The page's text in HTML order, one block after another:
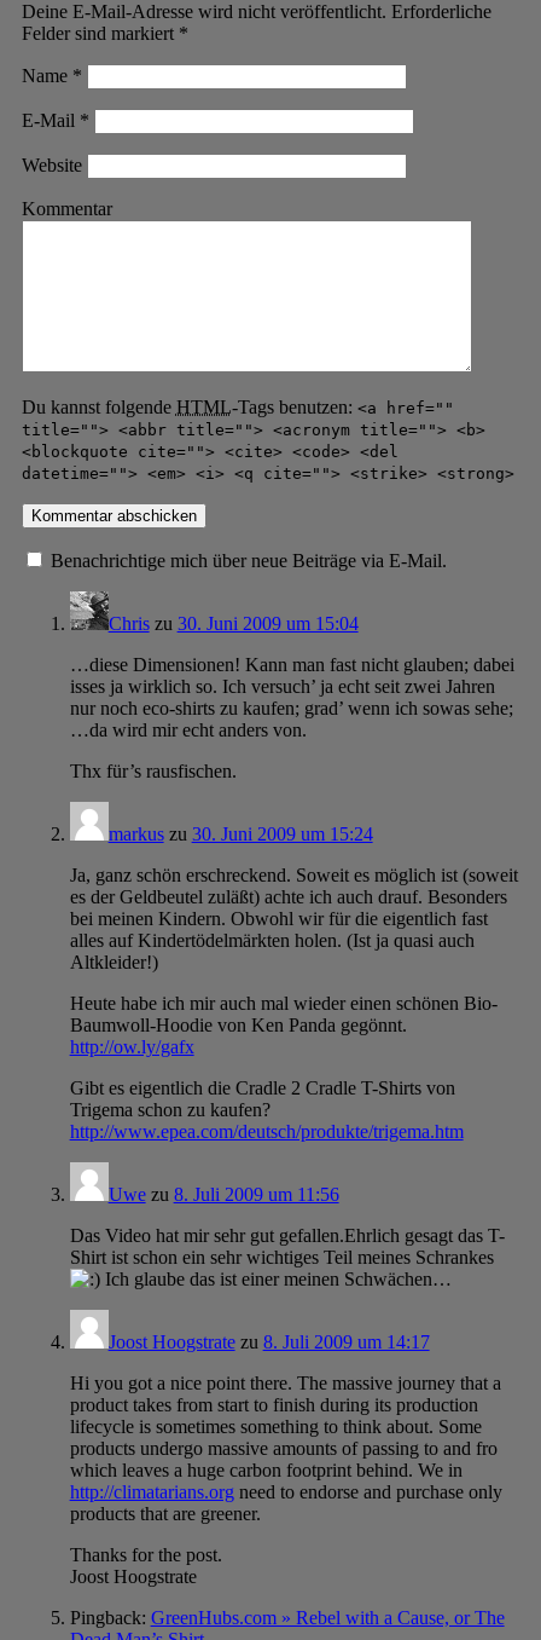
Deine E-Mail-Adresse wird nicht veröffentlicht. Erforderliche
Felder sind markiert *
Name *
E-Mail *
Website
Kommentar
Du kannst folgende HTML-Tags benutzen: <a href=""
title=""> <abbr title=""> <acronym title=""> <b>
<blockquote cite=""> <cite> <code> <del
datetime=""> <em> <i> <q cite=""> <strike> <strong>
Benachrichtige mich über neue Beiträge via E-Mail.
Chriszu 30. Juni 2009 um 15:04
…diese Dimensionen! Kann man fast nicht glauben; dabei
isses ja wirklich so. Ich versuch’ ja echt seit zwei Jahren
nur noch eco-shirts zu kaufen; grad’ wenn ich sowas sehe;
…da wird mir echt anders von.
Thx für’s rausfischen.
markuszu 30. Juni 2009 um 15:24
Ja, ganz schön erschreckend. Soweit es möglich ist (soweit
es der Geldbeutel zuläßt) achte ich auch drauf. Besonders
bei meinen Kindern. Obwohl wir für die eigentlich fast
alles auf Kindertödelmärkten holen. (Ist ja quasi auch
Altkleider!)
Heute habe ich mir auch mal wieder einen schönen Bio-
Baumwoll-Hoodie von Ken Panda gegönnt.
http://ow.ly/gafx
Gibt es eigentlich die Cradle 2 Cradle T-Shirts von
Trigema schon zu kaufen?
http://www.epea.com/deutsch/produkte/trigema.htm
Uwezu 8. Juli 2009 um 11:56
Das Video hat mir sehr gut gefallen.Ehrlich gesagt das T-
Shirt ist schon ein sehr wichtiges Teil meines Schrankes
Ich glaube das ist einer meinen Schwächen…
Joost Hoogstratezu 8. Juli 2009 um 14:17
Hi you got a nice point there. The massive journey that a
product takes from start to finish during its production
lifecycle is sometimes something to think about. Some
products undergo massive amounts of passing to and fro
which leaves a huge carbon footprint behind. We in
http://climatarians.org need to endorse and purchase only
products that are greener.
Thanks for the post.
Joost Hoogstrate
Pingback: GreenHubs.com » Rebel with a Cause, or The